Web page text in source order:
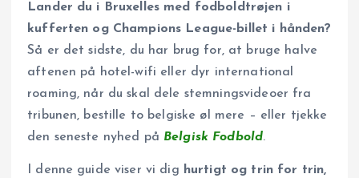
Lander du i Bruxelles med fodbold­trøjen i
kufferten og Champions League-billet i hånden?
Så er det sidste, du har brug for, at bruge halve
aftenen på hotel-wifi eller dyr international
roaming, når du skal dele stemningsvideoer fra
tribunen, bestille to belgiske øl mere – eller tjekke
den seneste nyhed på Belgisk Fodbold.
I denne guide viser vi dig hurtigt og trin for trin,